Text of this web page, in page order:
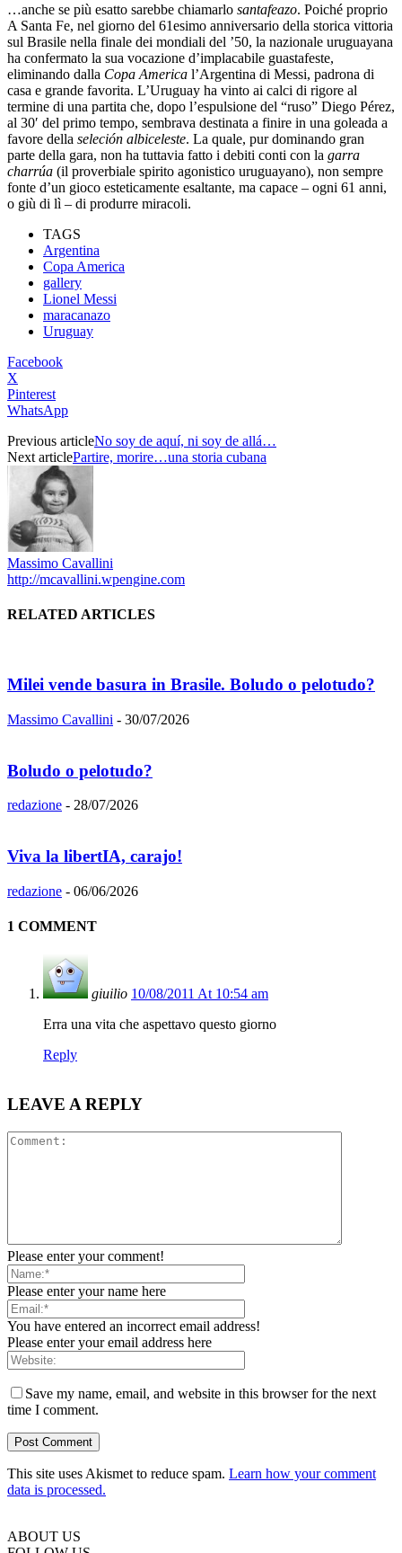
…anche se più esatto sarebbe chiamarlo santafeazo. Poiché proprio
A Santa Fe, nel giorno del 61esimo anniversario della storica vittoria
sul Brasile nella finale dei mondiali del ’50, la nazionale uruguayana
ha confermato la sua vocazione d’implacabile guastafeste,
eliminando dalla Copa America l’Argentina di Messi, padrona di
casa e grande favorita. L’Uruguay ha vinto ai calci di rigore al
termine di una partita che, dopo l’espulsione del “ruso” Diego Pérez,
al 30′ del primo tempo, sembrava destinata a finire in una goleada a
favore della seleción albiceleste. La quale, pur dominando gran
parte della gara, non ha tuttavia fatto i debiti conti con la garra
charrúa (il proverbiale spirito agonistico uruguayano), non sempre
fonte d’un gioco esteticamente esaltante, ma capace – ogni 61 anni,
o giù di lì – di produrre miracoli.
TAGS
Argentina
Copa America
gallery
Lionel Messi
maracanazo
Uruguay
Facebook
X
Pinterest
WhatsApp
Previous articleNo soy de aquí, ni soy de allá…
Next articlePartire, morire…una storia cubana
Massimo Cavallini
http://mcavallini.wpengine.com
RELATED ARTICLES
Milei vende basura in Brasile. Boludo o pelotudo?
Massimo Cavallini - 30/07/2026
Boludo o pelotudo?
redazione - 28/07/2026
Viva la libertIA, carajo!
redazione - 06/06/2026
1 COMMENT
giuilio 10/08/2011 At 10:54 am
Erra una vita che aspettavo questo giorno
Reply
LEAVE A REPLY
Please enter your comment!
Please enter your name here
You have entered an incorrect email address!
Please enter your email address here
Save my name, email, and website in this browser for the next
time I comment.
This site uses Akismet to reduce spam. Learn how your comment
data is processed.
ABOUT US